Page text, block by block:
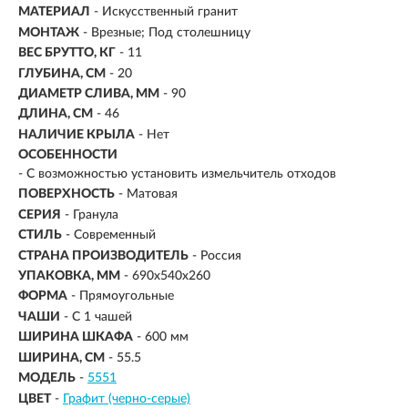
МАТЕРИАЛ - Искусственный гранит
МОНТАЖ - Врезные; Под столешницу
ВЕС БРУТТО, КГ - 11
ГЛУБИНА, СМ - 20
ДИАМЕТР СЛИВА, ММ - 90
ДЛИНА, СМ - 46
НАЛИЧИЕ КРЫЛА - Нет
ОСОБЕННОСТИ
- С возможностью установить измельчитель отходов
ПОВЕРХНОСТЬ - Матовая
СЕРИЯ - Гранула
СТИЛЬ - Современный
СТРАНА ПРОИЗВОДИТЕЛЬ - Россия
УПАКОВКА, ММ - 690х540х260
ФОРМА -
Прямоугольные
ЧАШИ - С 1 чашей
ШИРИНА ШКАФА - 600 мм
ШИРИНА, СМ - 55.5
МОДЕЛЬ - 5551
ЦВЕТ - Графит (черно-серые)